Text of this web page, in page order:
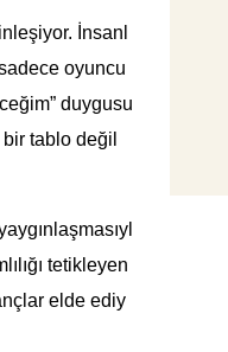
İnsanl
oyuncu
duygusu
tablo değil
tetikleyen
elde ediy